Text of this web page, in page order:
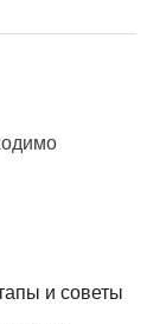
и советы